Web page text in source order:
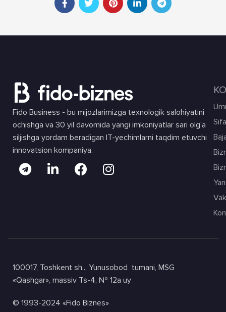
Fido Business - bu mijozlarimizga texnologik salohiyatini
ochishga va 30 yil davomida yangi imkoniyatlar sari olg'a
siljishga yordam beradigan IT-yechimlarni taqdim etuvchi
innovatsion kompaniya.
100017, Toshkent sh.., Yunusobod tumani, MSG
«Qashgar», massiv Ts-4, № 12а uy
© 1993-2024 «Fido Biznes»